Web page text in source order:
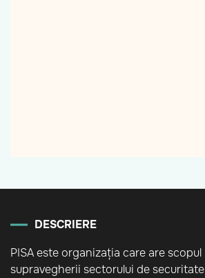
DESCRIERE
PISA este organizația care are scopul
supravegherii sectorului de securitate